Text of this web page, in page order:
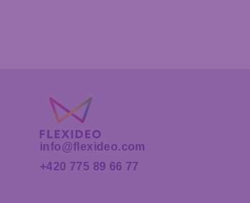
info@flexideo.com
+420 775 89 66 77